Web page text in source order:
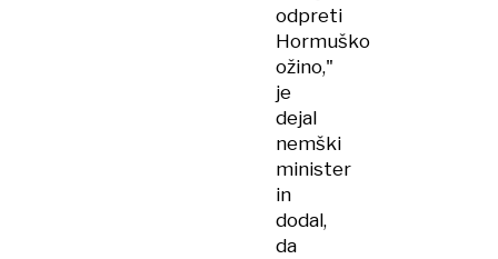
odpreti
Hormuško
ožino,"
je
dejal
nemški
minister
in
dodal,
da